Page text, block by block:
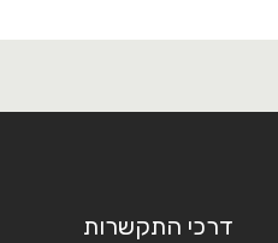
דרכי התקשרות